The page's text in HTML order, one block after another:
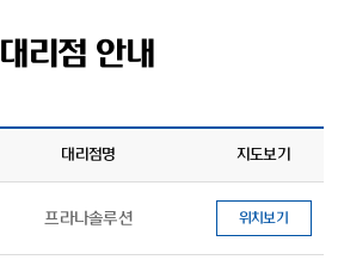
대리점 안내
대리점명 지도보기
프라나솔루션 위치보기